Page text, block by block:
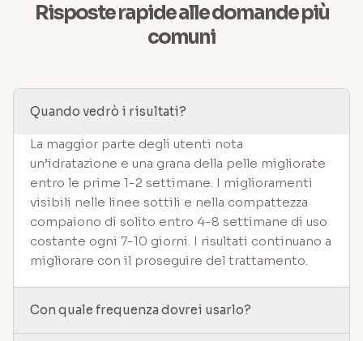
Risposte rapide alle domande più
comuni
Quando vedrò i risultati?
La maggior parte degli utenti nota
un’idratazione e una grana della pelle migliorate
entro le prime 1-2 settimane. I miglioramenti
visibili nelle linee sottili e nella compattezza
compaiono di solito entro 4-8 settimane di uso
costante ogni 7-10 giorni. I risultati continuano a
migliorare con il proseguire del trattamento.
Con quale frequenza dovrei usarlo?